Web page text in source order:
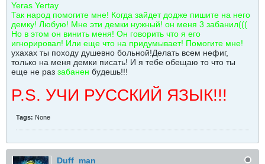
Yeras Yertay
Так народ помогите мне! Когда зайдет додже пишите на него
демку! Любую! Мне эти демки нужный! он меня 3 забанил(((
Но в этом он винить меня! Он говорить что я его
игнорировал! Или еще что на придумывает! Помогите мне!
ухахах ты походу душевно больной!Делать всем нефиг,
только на меня демки писать! И я тебе обещаю то что ты
еще не раз забанен будешь!!!
P.S. УЧИ РУССКИЙ ЯЗЫК!!!
Tags: None
Duff_man